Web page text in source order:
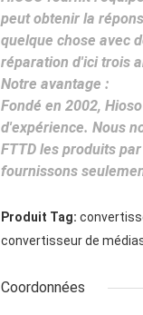
peut obtenir la
quelque chose avec
réparation d'ici trois
Notre avantage :
Fondé en 2002,
d'expérience. Nous
FTTD les produits
fournissons
Produit Tag:
convertisseur de
Coordonnées